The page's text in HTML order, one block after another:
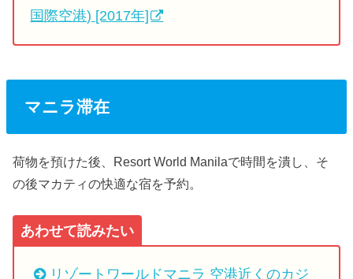
国際空港) [2017年]
マニラ滞在
荷物を預けた後、Resort World Manilaで時間を潰し、そ
の後マカティの快適な宿を予約。
あわせて読みたい
リゾートワールドマニラ 空港近くのカジ